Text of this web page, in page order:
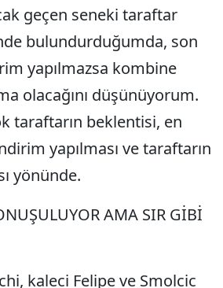
Çanakkale
Çankırı
Çorum
Denizli
geçen seneki taraftar
bulundurduğumda, son
yapılmazsa kombine
olacağını düşünüyorum.
taraftarın beklentisi, en
yapılması ve taraftarın
yönünde.
AMA SIR GİBİ
kaleci Felipe ve Smolcic